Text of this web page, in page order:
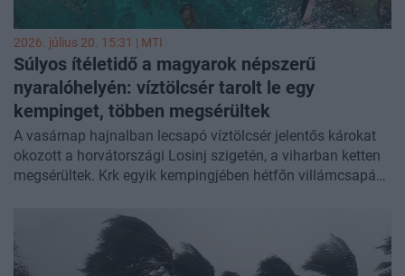
2026. július 20. 15:31 | MTI
Súlyos ítéletidő a magyarok népszerű
nyaralóhelyén: víztölcsér tarolt le egy
kempinget, többen megsérültek
A vasárnap hajnalban lecsapó víztölcsér jelentős károkat
okozott a horvátországi Losinj szigetén, a viharban ketten
megsérültek. Krk egyik kempingjében hétfőn villámcsapás